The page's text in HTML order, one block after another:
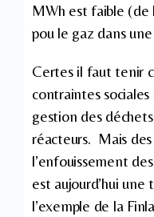
MWh est faible (de
pou le gaz dans
Certes il faut tenir
contraintes
gestion des
réacteurs. Mais
l’enfouissement
est aujourd’hui
l’exemple de la